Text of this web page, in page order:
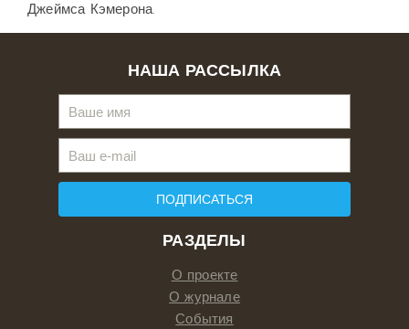
Джеймса Кэмерона.
РАЗДЕЛЫ
О проекте
О журнале
События
НАША РАССЫЛКА
ПОДПИСАТЬСЯ